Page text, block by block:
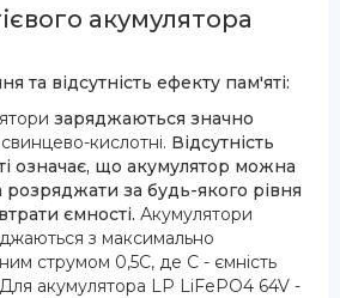
акумулятора
та відсутність ефекту пам'яті:
заряджаються значно
кислотні. Відсутність
означає, що акумулятор можна
розряджати за будь-якого рівня
ємності. Акумулятори
з максимально
струмом 0,5С, де С - ємність
акумулятора LP LiFePO4 64V -